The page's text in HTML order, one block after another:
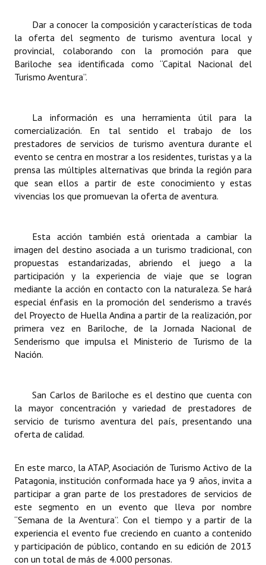
Banca del Vecino - Registro
Huéspedes de Honor - Registro
Antiguos Pobladores - Registro
Bariloche, Municipio intercultural
Entrega de distinciones
REFORMA DE LA CARTA ORGÁNICA
Dar a conocer la composición y características de toda
la oferta del segmento de turismo aventura local y
provincial, colaborando con la promoción para que
Bariloche sea identificada como “Capital Nacional del
Turismo Aventura”.
La información es una herramienta útil para la
comercialización. En tal sentido el trabajo de los
prestadores de servicios de turismo aventura durante el
evento se centra en mostrar a los residentes, turistas y a la
prensa las múltiples alternativas que brinda la región para
que sean ellos a partir de este conocimiento y estas
vivencias los que promuevan la oferta de aventura.
Esta acción también está orientada a cambiar la
imagen del destino asociada a un turismo tradicional, con
propuestas estandarizadas, abriendo el juego a la
participación y la experiencia de viaje que se logran
mediante la acción en contacto con la naturaleza. Se hará
especial énfasis en la promoción del senderismo a través
del Proyecto de Huella Andina a partir de la realización, por
primera vez en Bariloche, de la Jornada Nacional de
Senderismo que impulsa el Ministerio de Turismo de la
Nación.
San Carlos de Bariloche es el destino que cuenta con
la mayor concentración y variedad de prestadores de
servicio de turismo aventura del país, presentando una
oferta de calidad.
En este marco, la ATAP, Asociación de Turismo Activo de la
Patagonia, institución conformada hace ya 9 años, invita a
participar a gran parte de los prestadores de servicios de
este segmento en un evento que lleva por nombre
“Semana de la Aventura”. Con el tiempo y a partir de la
experiencia el evento fue creciendo en cuanto a contenido
y participación de público, contando en su edición de 2013
con un total de más de 4.000 personas.